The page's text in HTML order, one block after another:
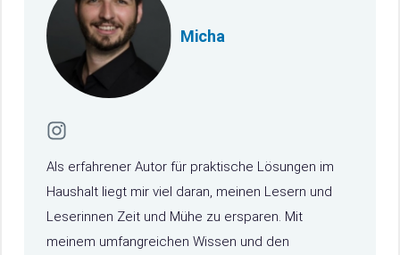
Micha
Als erfahrener Autor für praktische Lösungen im
Haushalt liegt mir viel daran, meinen Lesern und
Leserinnen Zeit und Mühe zu ersparen. Mit
meinem umfangreichen Wissen und den